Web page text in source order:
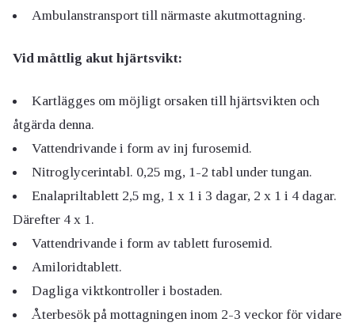
Ambulanstransport till närmaste akutmottagning.
Vid måttlig akut hjärtsvikt:
Kartlägges om möjligt orsaken till hjärtsvikten och
åtgärda denna.
Vattendrivande i form av inj furosemid.
Nitroglycerintabl. 0,25 mg, 1-2 tabl under tungan.
Enalapriltablett 2,5 mg, 1 x 1 i 3 dagar, 2 x 1 i 4 dagar.
Därefter 4 x 1.
Vattendrivande i form av tablett furosemid.
Amiloridtablett.
Dagliga viktkontroller i bostaden.
Återbesök på mottagningen inom 2-3 veckor för vidare